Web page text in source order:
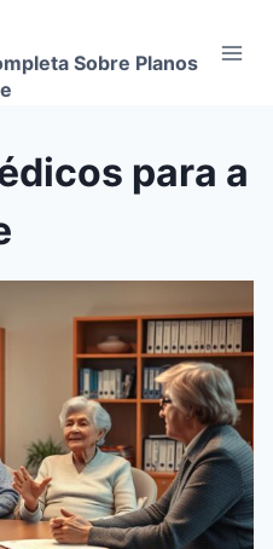
Sobre Planos
para a